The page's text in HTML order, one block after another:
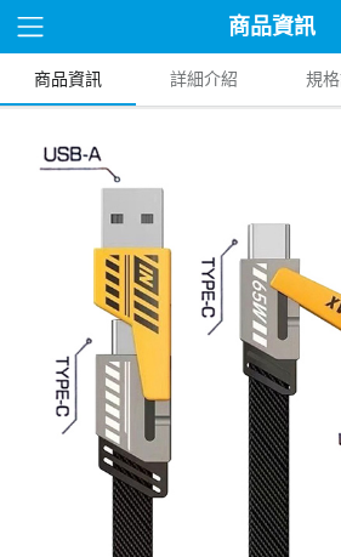
商品資訊
商品資訊 詳細介紹 規